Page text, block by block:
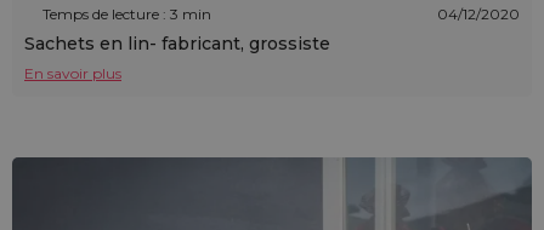
Temps de lecture : 3 min 04/12/2020
Sachets en lin- fabricant, grossiste
En savoir plus